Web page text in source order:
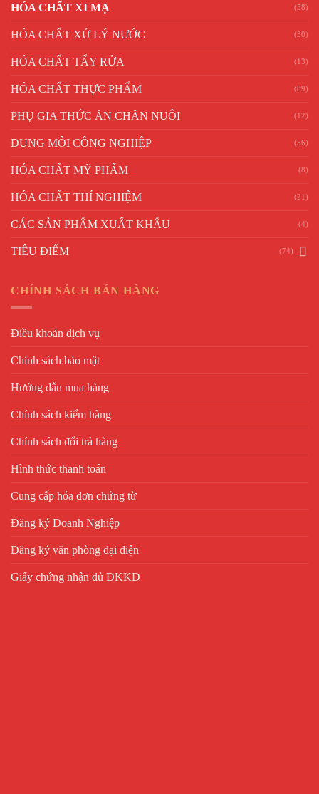
HÓA CHẤT XI MẠ (58)
HÓA CHẤT XỬ LÝ NƯỚC (30)
HÓA CHẤT TẨY RỬA (13)
HÓA CHẤT THỰC PHẨM (89)
PHỤ GIA THỨC ĂN CHĂN NUÔI (12)
DUNG MÔI CÔNG NGHIỆP (56)
HÓA CHẤT MỸ PHẨM (8)
HÓA CHẤT THÍ NGHIỆM (21)
CÁC SẢN PHẨM XUẤT KHẨU (4)
TIÊU ĐIỂM (74)
CHÍNH SÁCH BÁN HÀNG
Điều khoản dịch vụ
Chính sách bảo mật
Hướng dẫn mua hàng
Chính sách kiểm hàng
Chính sách đổi trả hàng
Hình thức thanh toán
Cung cấp hóa đơn chứng từ
Đăng ký Doanh Nghiệp
Đăng ký văn phòng đại diện
Giấy chứng nhận đủ ĐKKD